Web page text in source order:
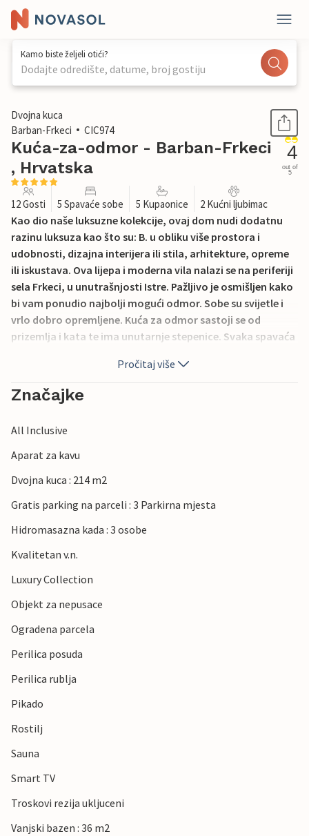
Kamo biste željeli otići?
Dodajte odredište, datume, broj gostiju
1 / 35
Dvojna kuca
Barban-Frkeci
CIC974
Kuća-za-odmor - Barban-Frkeci
, Hrvatska
4
out of
5
12 Gosti 5 Spavaće sobe 5 Kupaonice 2 Kućni ljubimac
Kao dio naše luksuzne kolekcije, ovaj dom nudi dodatnu
razinu luksuza kao što su: B. u obliku više prostora i
udobnosti, dizajna interijera ili stila, arhitekture, opreme
ili iskustava. Ova lijepa i moderna vila nalazi se na periferiji
sela Frkeci, u unutrašnjosti Istre. Pažljivo je osmišljen kako
bi vam ponudio najbolji mogući odmor. Sobe su svijetle i
vrlo dobro opremljene. Kuća za odmor sastoji se od
prizemlja i kata te ima unutarnje stepenice. Svaka spavaća
raspolaganju vam je soba za opuštanje s jacuzzijem. U
lijepom i malom dvorištu nalazi se vanjski bazen s dijelom
za malu djecu i opuštanje. Natkrivena terasa s roštiljem i
Pročitaj više
Značajke
All Inclusive
Aparat za kavu
Dvojna kuca : 214 m2
Gratis parking na parceli : 3 Parkirna mjesta
Hidromasazna kada : 3 osobe
Kvalitetan v.n.
Luxury Collection
Objekt za nepusace
Ogradena parcela
Perilica posuda
Perilica rublja
Pikado
Rostilj
Sauna
Smart TV
Troskovi rezija ukljuceni
Vanjski bazen : 36 m2